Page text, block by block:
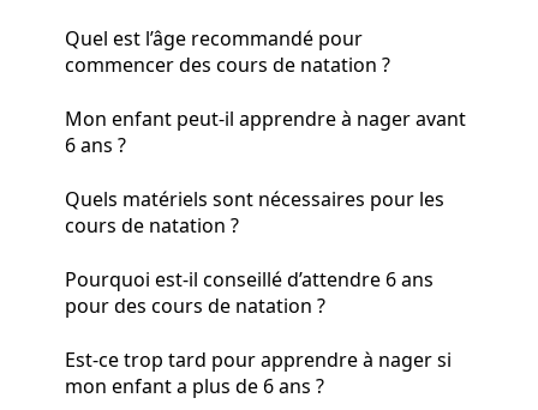
Quel est l’âge recommandé pour
commencer des cours de natation ?
Mon enfant peut-il apprendre à nager avant
6 ans ?
Quels matériels sont nécessaires pour les
cours de natation ?
Pourquoi est-il conseillé d’attendre 6 ans
pour des cours de natation ?
Est-ce trop tard pour apprendre à nager si
mon enfant a plus de 6 ans ?